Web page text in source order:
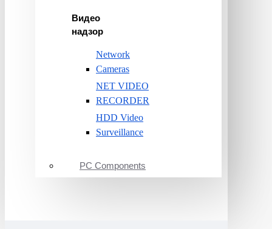
Видео
надзор
Network
Cameras
NET VIDEO
RECORDER
HDD Video
Surveillance
PC Components